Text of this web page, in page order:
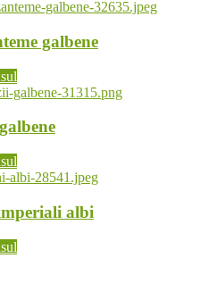
galbene
albi